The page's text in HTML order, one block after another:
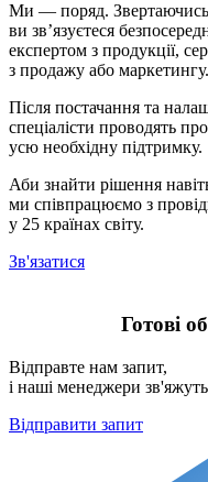
Ми — поряд.
ви зв’язуєтеся
експертом з продукції,
з продажу або маркетингу.
Після постачання та
спеціалісти проводять
усю необхідну підтримку.
Аби знайти рішення
ми співпрацюємо з
у 25 країнах світу.
Зв'язатися
Готові
Відправте нам запит,
і наші менеджери
Відправити запит